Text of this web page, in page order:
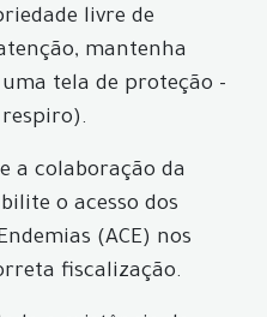
livre de
mantenha
tela de proteção -
a colaboração da
o acesso dos
(ACE) nos
fiscalização.